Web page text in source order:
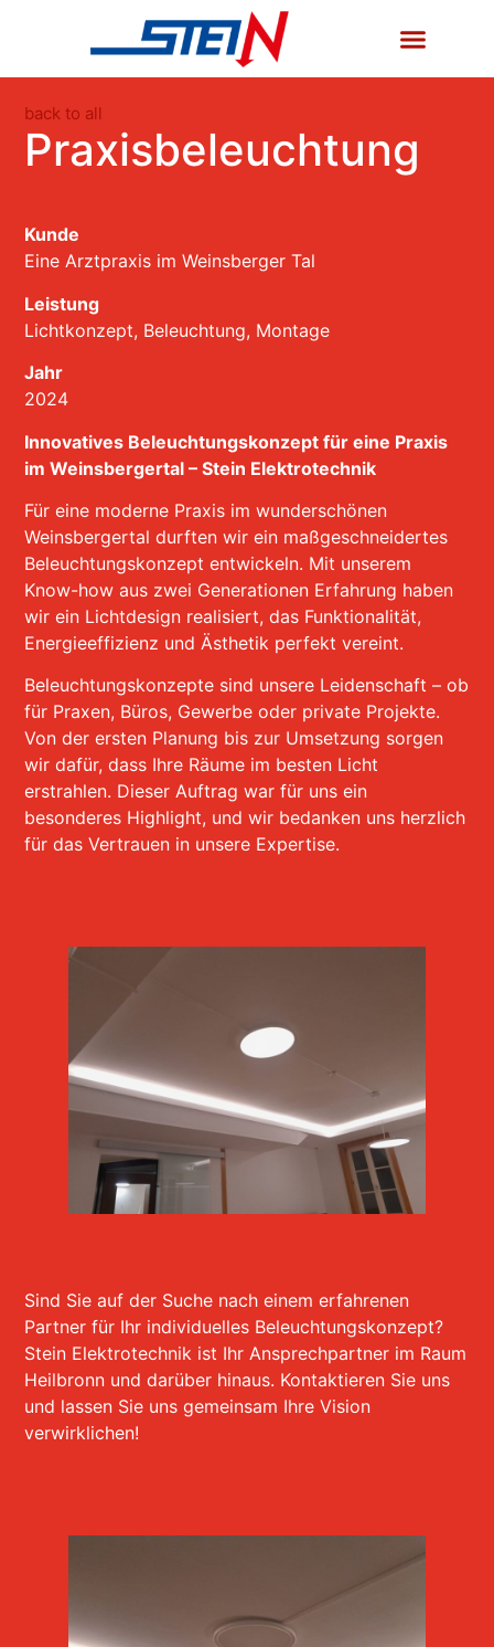
back to all
Praxisbeleuchtung
Kunde
Eine Arztpraxis im Weinsberger Tal
Leistung
Lichtkonzept, Beleuchtung, Montage
Jahr
2024
Innovatives Beleuchtungskonzept für eine Praxis
im Weinsbergertal – Stein Elektrotechnik
Für eine moderne Praxis im wunderschönen
Weinsbergertal durften wir ein maßgeschneidertes
Beleuchtungskonzept entwickeln. Mit unserem
Know-how aus zwei Generationen Erfahrung haben
wir ein Lichtdesign realisiert, das Funktionalität,
Energieeffizienz und Ästhetik perfekt vereint.
Beleuchtungskonzepte sind unsere Leidenschaft – ob
für Praxen, Büros, Gewerbe oder private Projekte.
Von der ersten Planung bis zur Umsetzung sorgen
wir dafür, dass Ihre Räume im besten Licht
erstrahlen. Dieser Auftrag war für uns ein
besonderes Highlight, und wir bedanken uns herzlich
für das Vertrauen in unsere Expertise.
Sind Sie auf der Suche nach einem erfahrenen
Partner für Ihr individuelles Beleuchtungskonzept?
Stein Elektrotechnik ist Ihr Ansprechpartner im Raum
Heilbronn und darüber hinaus. Kontaktieren Sie uns
und lassen Sie uns gemeinsam Ihre Vision
verwirklichen!